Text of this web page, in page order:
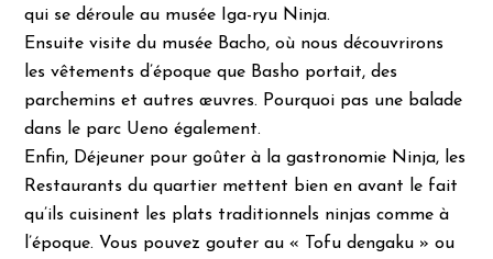
qui se déroule au musée Iga-ryu Ninja.
Ensuite visite du musée Bacho, où nous découvrirons
les vêtements d’époque que Basho portait, des
parchemins et autres œuvres. Pourquoi pas une balade
dans le parc Ueno également.
Enfin, Déjeuner pour goûter à la gastronomie Ninja, les
Restaurants du quartier mettent bien en avant le fait
qu’ils cuisinent les plats traditionnels ninjas comme à
l’époque. Vous pouvez gouter au « Tofu dengaku » ou